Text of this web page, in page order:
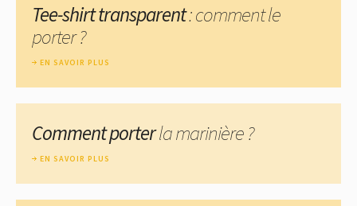
Tee-shirt transparent: comment le
porter ?
EN SAVOIR PLUS
Comment porterla marinière ?
EN SAVOIR PLUS